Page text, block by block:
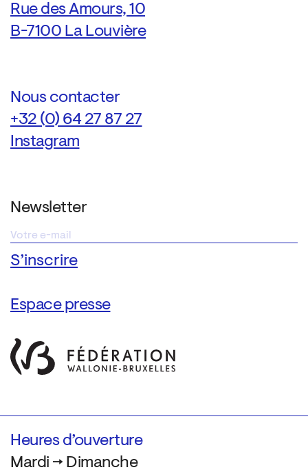
Rue des Amours, 10
B-7100 La Louvière
Nous contacter
+32 (0) 64 27 87 27
Instagram
Newsletter
Espace presse
Heures d’ouverture
Mardi → Dimanche